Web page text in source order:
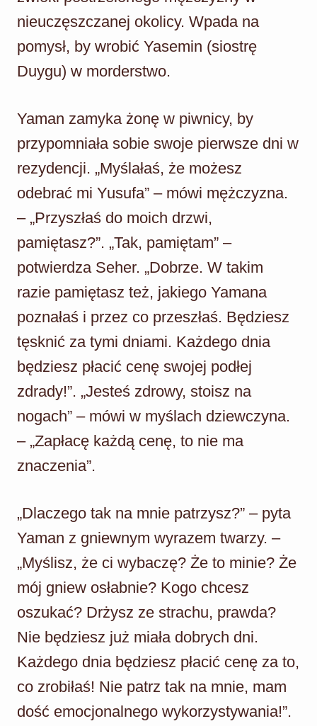
nieuczęszczanej okolicy. Wpada na
pomysł, by wrobić Yasemin (siostrę
Duygu) w morderstwo.
Yaman zamyka żonę w piwnicy, by
przypomniała sobie swoje pierwsze dni w
rezydencji. „Myślałaś, że możesz
odebrać mi Yusufa” – mówi mężczyzna.
– „Przyszłaś do moich drzwi,
pamiętasz?”. „Tak, pamiętam” –
potwierdza Seher. „Dobrze. W takim
razie pamiętasz też, jakiego Yamana
poznałaś i przez co przeszłaś. Będziesz
tęsknić za tymi dniami. Każdego dnia
będziesz płacić cenę swojej podłej
zdrady!”. „Jesteś zdrowy, stoisz na
nogach” – mówi w myślach dziewczyna.
– „Zapłacę każdą cenę, to nie ma
znaczenia”.
„Dlaczego tak na mnie patrzysz?” – pyta
Yaman z gniewnym wyrazem twarzy. –
„Myślisz, że ci wybaczę? Że to minie? Że
mój gniew osłabnie? Kogo chcesz
oszukać? Drżysz ze strachu, prawda?
Nie będziesz już miała dobrych dni.
Każdego dnia będziesz płacić cenę za to,
co zrobiłaś! Nie patrz tak na mnie, mam
dość emocjonalnego wykorzystywania!”.